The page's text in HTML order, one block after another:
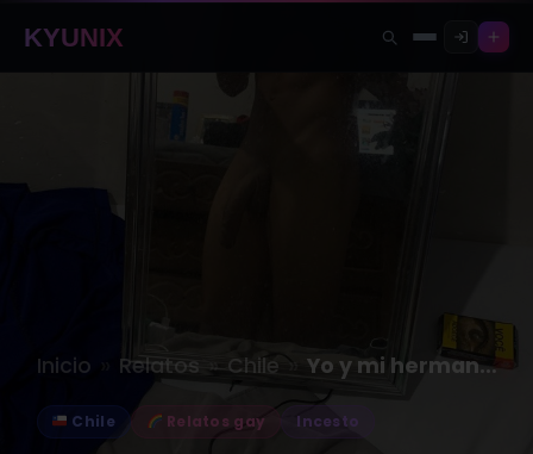
KYUNIX
Inicio Relatos » Chile Yo y mi hermanastro
Chile Relatos gay Incesto